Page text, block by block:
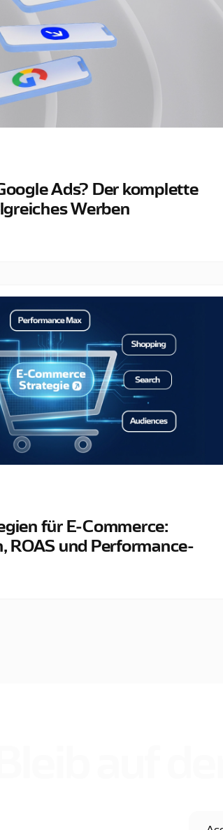
Ads? Der komplette
Werben
für E-Commerce:
ROAS und Performance-